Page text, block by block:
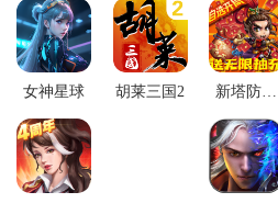
女神星球 胡莱三国2
新塔防三